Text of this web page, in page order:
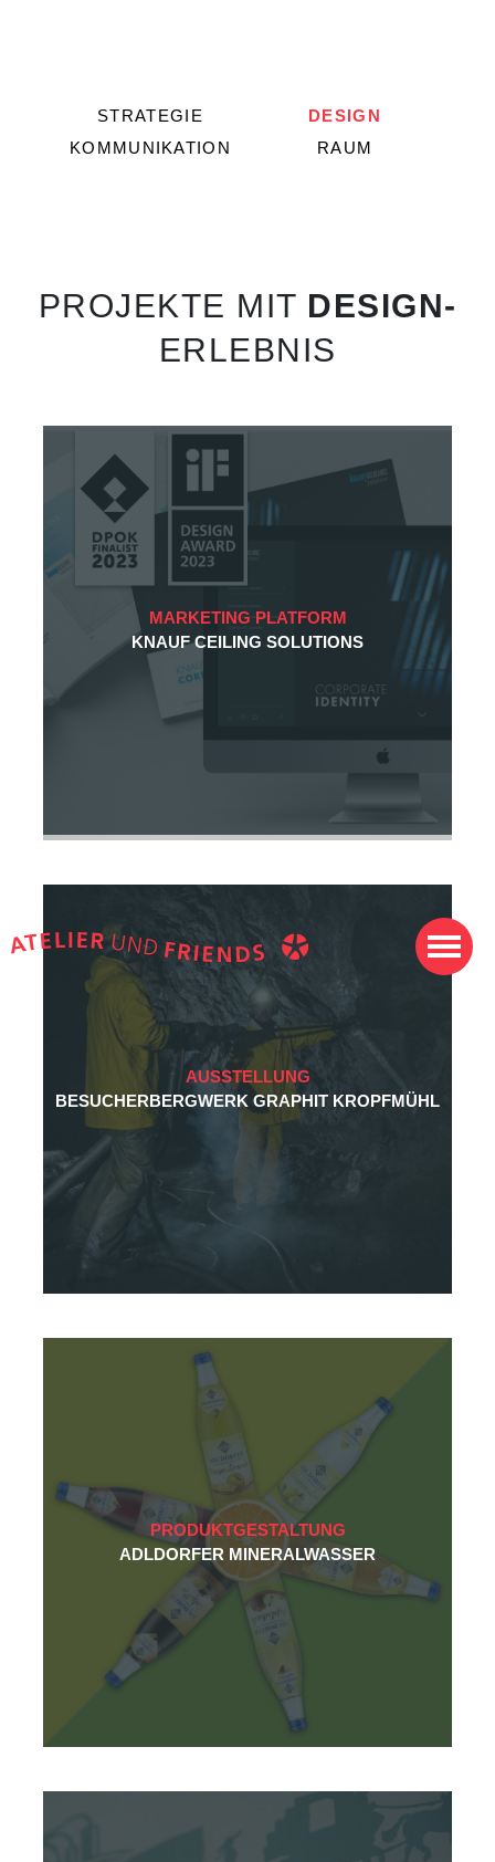
STRATEGIE
DESIGN
KOMMUNIKATION
RAUM
PROJEKTE MIT DESIGN-
ERLEBNIS
MARKETING PLATFORM
KNAUF CEILING SOLUTIONS
AUSSTELLUNG
BESUCHERBERGWERK GRAPHIT KROPFMÜHL
PRODUKTGESTALTUNG
ADLDORFER MINERALWASSER